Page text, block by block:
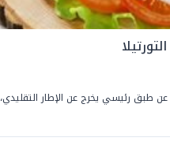
عن طبق رئيسي يخرج عن الإطار التقليدي،